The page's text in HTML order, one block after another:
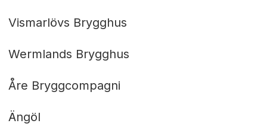
Vismarlövs Brygghus
Wermlands Brygghus
Åre Bryggcompagni
Ängöl